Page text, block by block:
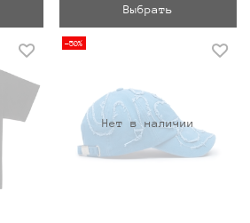
Выбрать
Нет в наличии
-50%